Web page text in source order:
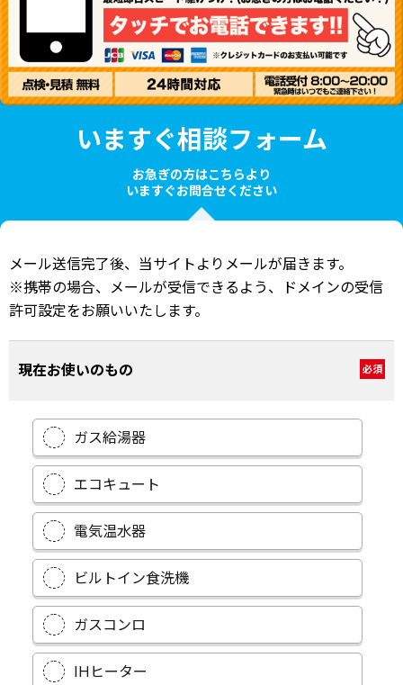
いますぐ相談フォーム
お急ぎの方はこちらより
いますぐお問合せください
メール送信完了後、当サイトよりメールが届きます。
※携帯の場合、メールが受信できるよう、ドメインの受信
許可設定をお願いいたします。
現在お使いのもの 必須
ガス給湯器
エコキュート
電気温水器
ビルトイン食洗機
ガスコンロ
IHヒーター